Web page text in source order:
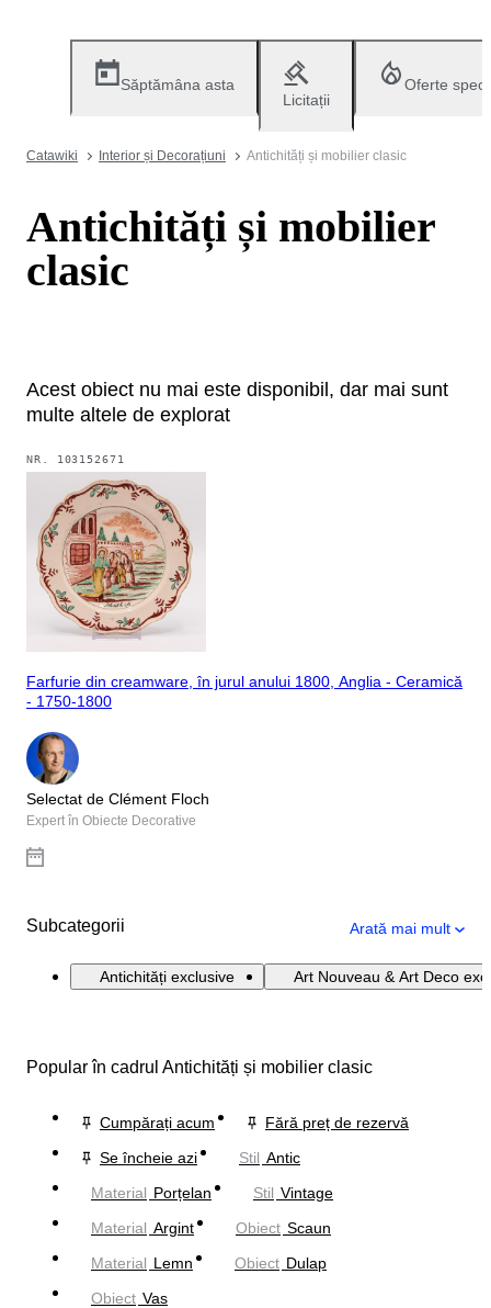
Săptămâna asta
Licitații
Oferte
Catawiki Interior și Decorațiuni Antichități și mobilier clasic
Antichități și mobilier
clasic
Acest obiect nu mai este disponibil, dar mai sunt
multe altele de explorat
NR. 103152671
Farfurie din creamware, în jurul anului 1800, Anglia - Ceramică
- 1750-1800
Selectat de Clément Floch
Expert în Obiecte Decorative
Subcategorii Arată mai mult
Antichități exclusive Art Nouveau & Art Deco
Popular în cadrul Antichități și mobilier clasic
Cumpărați acum
Fără preț de rezervă
Se încheie azi
Stil Antic
Material Porțelan Stil Vintage
Material Argint Obiect Scaun
Material Lemn Obiect Dulap
Obiect Vas